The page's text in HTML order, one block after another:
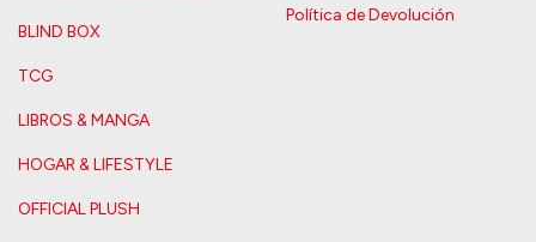
BLIND BOX
TCG
LIBROS & MANGA
HOGAR & LIFESTYLE
OFFICIAL PLUSH
Política de Devolución